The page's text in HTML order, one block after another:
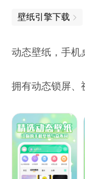
小编自己也在
壁纸引擎下载
动态壁纸，手机
拥有动态锁屏、
纸软件；汇集
多，壁纸多多！
特色功能：